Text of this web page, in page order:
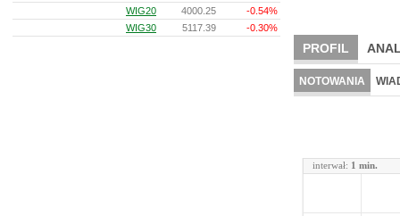
PROFIL
NOTOWANIA
interwał: 1 min.
WIG20
4000.25
-0.54%
WIG30
5117.39 -0.30%